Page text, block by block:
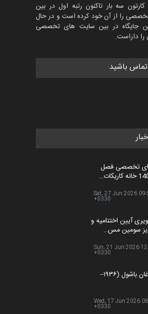
سه بار تاکنون رتبه اول در بین
را از آن خود کرده است و در حال
جایگاه در بین سایت های تخصصی
را داراست.
تماس باشید
تخصصی فصل
Sat, 27 Jun 2026
+0330
آیین اختتامیه و
سومین مس…
Sun, 21 Jun 2026
+0330
به یاد اردوغان باشول (۱۹۳۶–
Wed, 17 Jun 2026
+0330